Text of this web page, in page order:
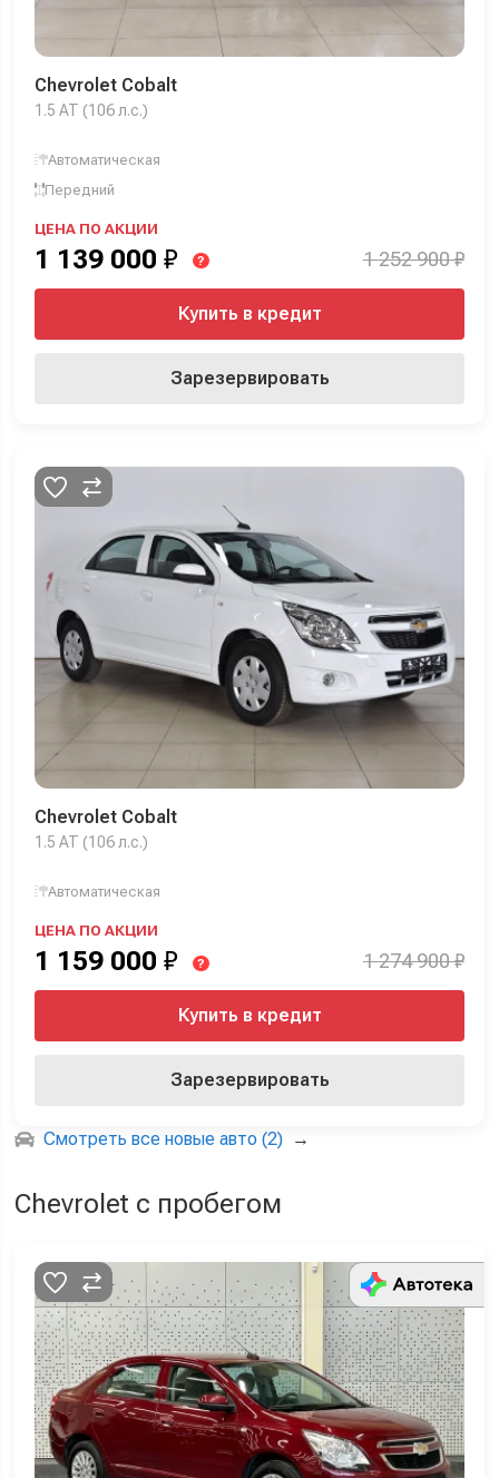
Chevrolet Cobalt
1.5 AT (106 л.с.)
Автоматическая
Передний
ЦЕНА ПО АКЦИИ
1 139 000 ₽ ? 1 252 900 ₽
Купить в кредит
Зарезервировать
Chevrolet Cobalt
1.5 AT (106 л.с.)
Автоматическая
ЦЕНА ПО АКЦИИ
1 159 000 ₽ ? 1 274 900 ₽
Купить в кредит
Зарезервировать
Смотреть все новые авто (2) →
Chevrolet с пробегом